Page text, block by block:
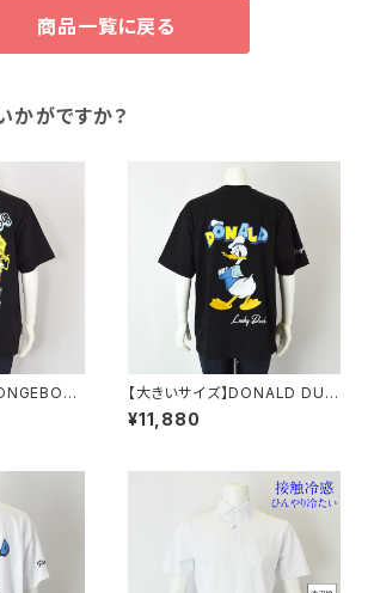
商品一覧に戻る
かがですか？
ツ｜メン
ク
【大きいサイズ】DONALD DUC
K半袖Tシャツ｜メンズ 1278-6
545 ブラック
¥11,880